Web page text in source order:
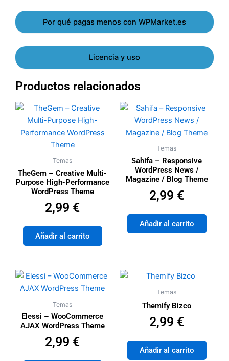
Por qué pagas menos con WPMarket.es
Licencia y uso
Productos relacionados
Temas
TheGem – Creative Multi-
Purpose High-Performance
WordPress Theme
2,99 €
Añadir al carrito
Temas
Sahifa – Responsive
WordPress News /
Magazine / Blog Theme
2,99 €
Añadir al carrito
Temas
Elessi – WooCommerce
AJAX WordPress Theme
2,99 €
Temas
Themify Bizco
2,99 €
Añadir al carrito